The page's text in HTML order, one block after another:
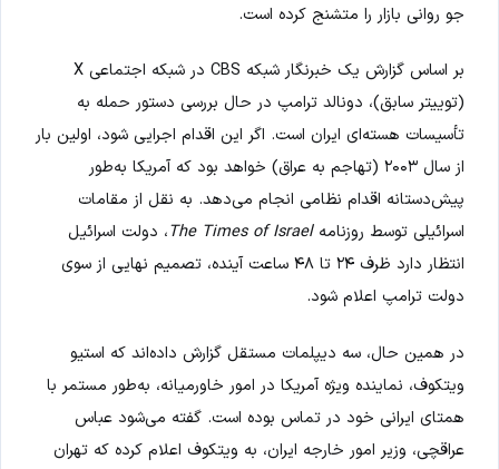
جو روانی بازار را متشنج کرده است.
بر اساس گزارش یک خبرنگار شبکه CBS در شبکه اجتماعی X
(توییتر سابق)، دونالد ترامپ در حال بررسی دستور حمله به
تأسیسات هسته‌ای ایران است. اگر این اقدام اجرایی شود، اولین بار
از سال ۲۰۰۳ (تهاجم به عراق) خواهد بود که آمریکا به‌طور
پیش‌دستانه اقدام نظامی انجام می‌دهد. به نقل از مقامات
اسرائیلی توسط روزنامهThe Times of Israel، دولت اسرائیل
انتظار دارد ظرف ۲۴ تا ۴۸ ساعت آینده، تصمیم نهایی از سوی
دولت ترامپ اعلام شود.
در همین حال، سه دیپلمات مستقل گزارش داده‌اند که استیو
ویتکوف، نماینده ویژه آمریکا در امور خاورمیانه، به‌طور مستمر با
همتای ایرانی خود در تماس بوده است. گفته می‌شود عباس
عراقچی، وزیر امور خارجه ایران، به ویتکوف اعلام کرده که تهران